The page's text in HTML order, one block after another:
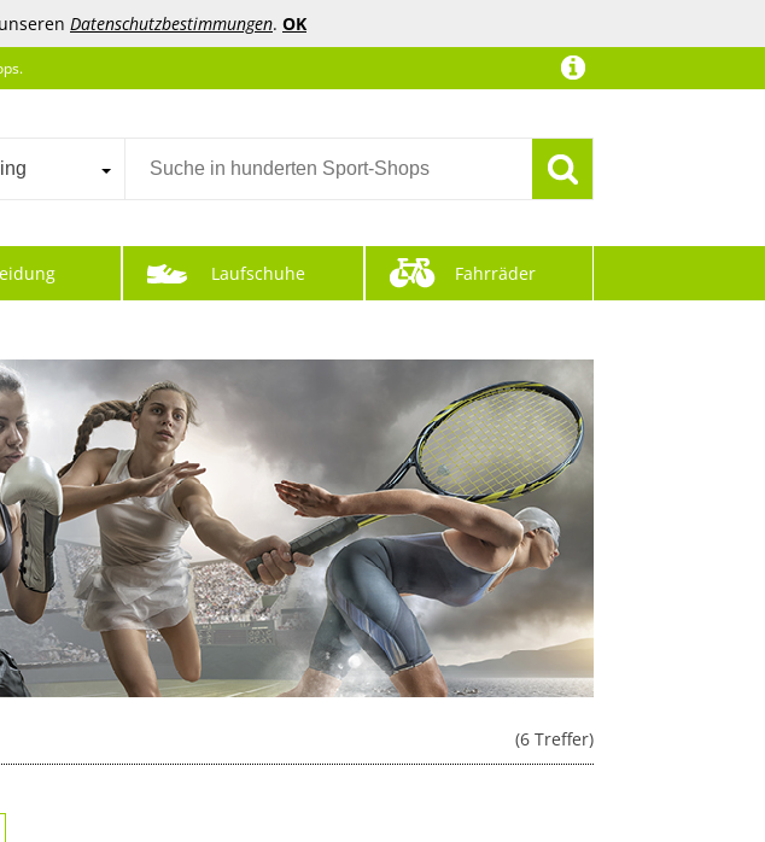
Datenschutzbestimmungen. OK
Laufschuhe Fahrräder
(6 Treffer)